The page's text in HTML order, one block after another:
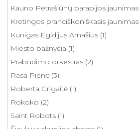
Kauno Petrašiūnų parapijos jaunimas
Kretingos pranciškoniškasis jaunimas
Kunigas Egidijus Arnašius (1)
Miesto bažnyčia (1)
Prabudimo orkestras (2)
Rasa Pienė (3)
Roberta Grigaitė (1)
Rokoko (2)
Saint Robots (1)